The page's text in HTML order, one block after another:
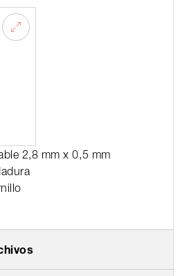
2,8 mm x 0,5 mm